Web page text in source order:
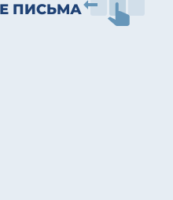
ПИСЬМА